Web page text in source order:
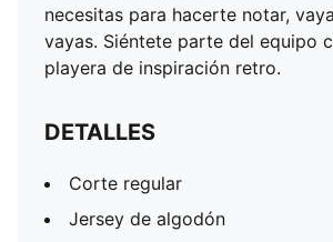
necesitas para hacerte notar,
vayas. Siéntete parte del equipo
playera de inspiración retro.
DETALLES
Corte regular
Jersey de algodón